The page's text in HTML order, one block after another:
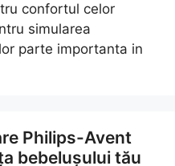
confortul celor
simularea
parte importanta in
Philips-Avent
bebelușului tău